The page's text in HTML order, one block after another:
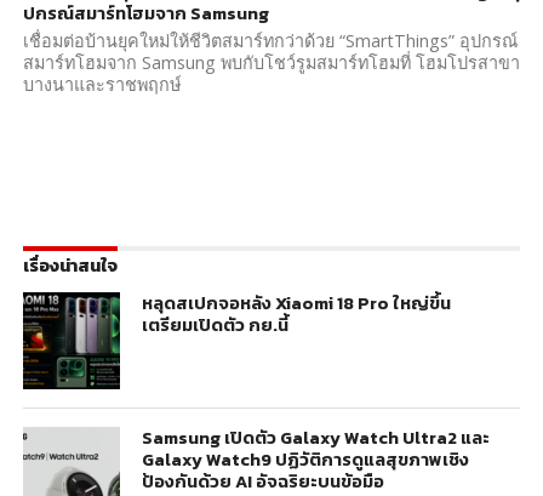
ปกรณ์สมาร์ทโฮมจาก Samsung
เชื่อมต่อบ้านยุคใหม่ให้ชีวิตสมาร์ทกว่าด้วย “SmartThings” อุปกรณ์
สมาร์ทโฮมจาก Samsung พบกับโชว์รูมสมาร์ทโฮมที่ โฮมโปรสาขา
บางนาและราชพฤกษ์
เรื่องน่าสนใจ
หลุดสเปกจอหลัง Xiaomi 18 Pro ใหญ่ขึ้น
เตรียมเปิดตัว กย.นี้
Samsung เปิดตัว Galaxy Watch Ultra2 และ
Galaxy Watch9 ปฏิวัติการดูแลสุขภาพเชิง
ป้องกันด้วย AI อัจฉริยะบนข้อมือ